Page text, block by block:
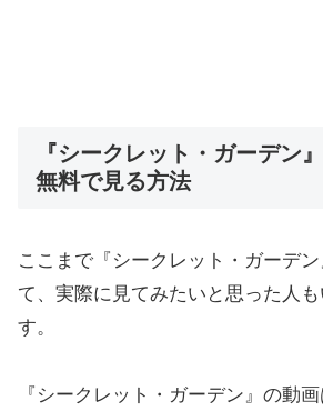
『シークレット・ガーデン
無料で見る方法
ここまで『シークレット・ガーデ
て、実際に見てみたいと思った人
す。
『シークレット・ガーデン』の動